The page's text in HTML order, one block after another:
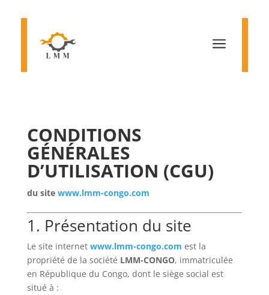
a
CONDITIONS
GÉNÉRALES
D’UTILISATION (CGU)
du site www.lmm-congo.com
1. Présentation du site
Le site internet www.lmm-congo.com est la
propriété de la société LMM-CONGO, immatriculée
en République du Congo, dont le siège social est
situé à :